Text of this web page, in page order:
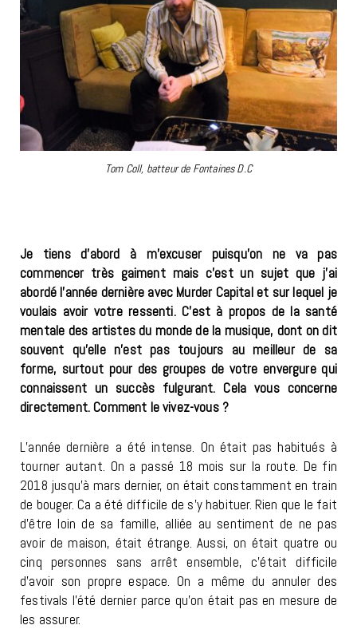
Tom Coll, batteur de Fontaines D.C
Je tiens d’abord à m’excuser puisqu’on ne va pas
commencer très gaiment mais c’est un sujet que j’ai
abordé l’année dernière avec Murder Capital et sur lequel je
voulais avoir votre ressenti. C’est à propos de la santé
mentale des artistes du monde de la musique, dont on dit
souvent qu’elle n’est pas toujours au meilleur de sa
forme, surtout pour des groupes de votre envergure qui
connaissent un succès fulgurant. Cela vous concerne
directement. Comment le vivez-vous ?
L’année dernière a été intense. On était pas habitués à
tourner autant. On a passé 18 mois sur la route. De fin
2018 jusqu’à mars dernier, on était constamment en train
de bouger. Ca a été difficile de s’y habituer. Rien que le fait
d’être loin de sa famille, alliée au sentiment de ne pas
avoir de maison, était étrange. Aussi, on était quatre ou
cinq personnes sans arrêt ensemble, c’était difficile
d’avoir son propre espace. On a même du annuler des
festivals l’été dernier parce qu’on était pas en mesure de
les assurer.